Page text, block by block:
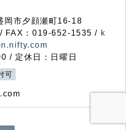
市夕顔瀬町16-18
FAX：019-652-1535 / k
/ 定休日：日曜日
可